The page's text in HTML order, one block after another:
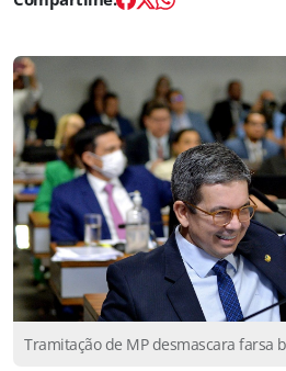
Tramitação de MP desmascara farsa